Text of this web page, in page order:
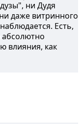
ни Дудя
даже витринного
Есть,
влияния, как